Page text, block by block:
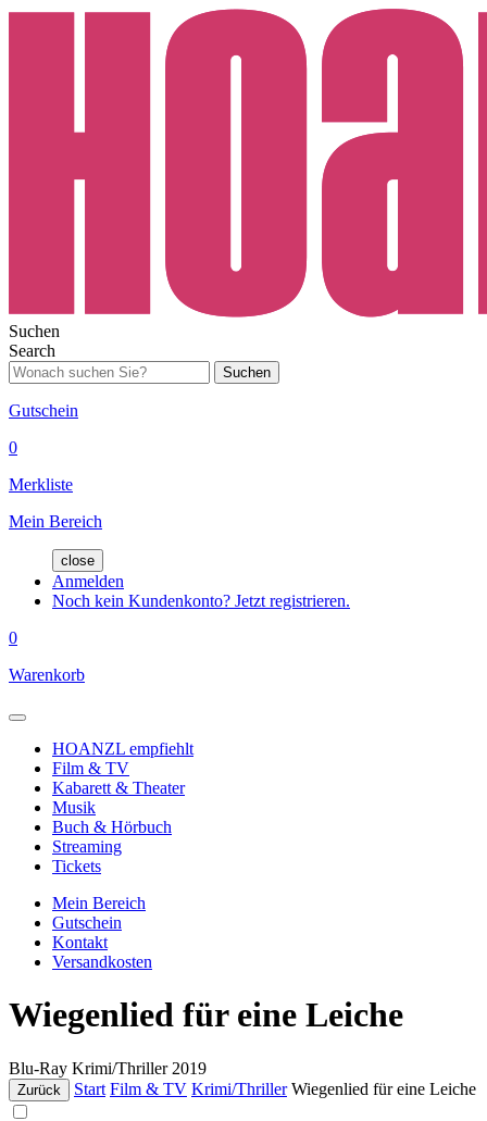
Suchen
Search
Suchen
Gutschein
0
Merkliste
Mein Bereich
close
Anmelden
Noch kein Kundenkonto? Jetzt registrieren.
0
Warenkorb
HOANZL empfiehlt
Film & TV
Kabarett & Theater
Musik
Buch & Hörbuch
Streaming
Tickets
Mein Bereich
Gutschein
Kontakt
Versandkosten
Wiegenlied für eine Leiche
Blu-Ray Krimi/Thriller 2019
Zurück Start Film & TV Krimi/Thriller Wiegenlied für eine Leiche